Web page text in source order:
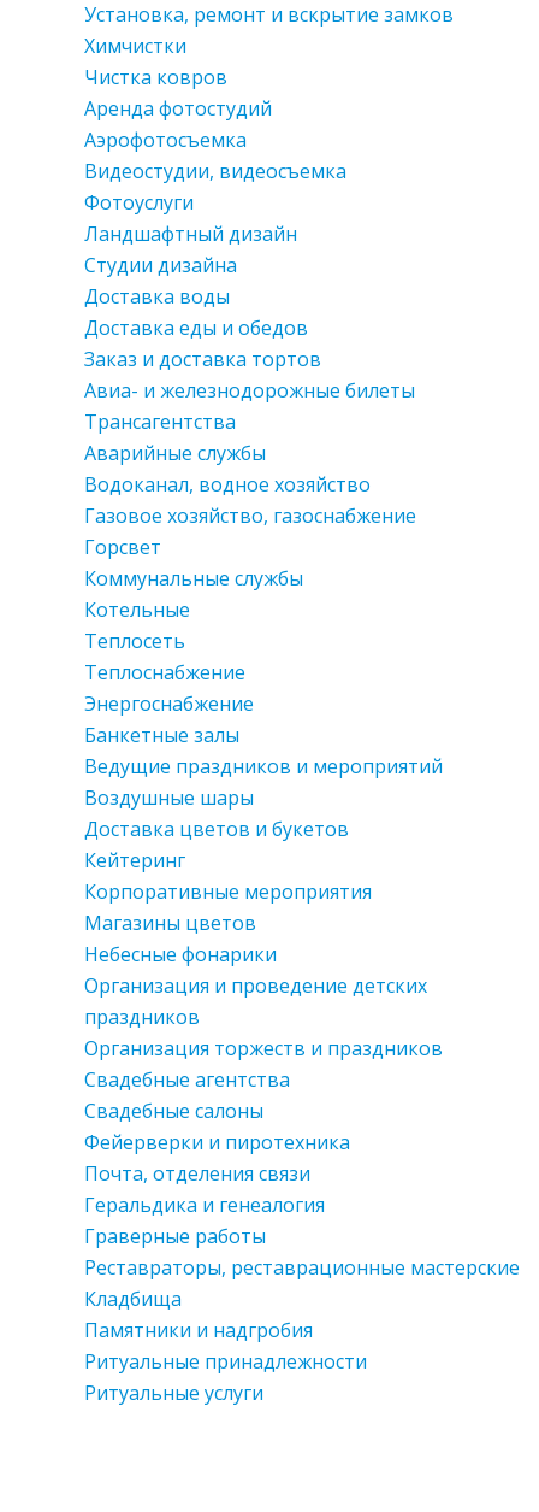
Установка, ремонт и вскрытие замков
Химчистки
Чистка ковров
Аренда фотостудий
Аэрофотосъемка
Видеостудии, видеосъемка
Фотоуслуги
Ландшафтный дизайн
Студии дизайна
Доставка воды
Доставка еды и обедов
Заказ и доставка тортов
Авиа- и железнодорожные билеты
Трансагентства
Аварийные службы
Водоканал, водное хозяйство
Газовое хозяйство, газоснабжение
Горсвет
Коммунальные службы
Котельные
Теплосеть
Теплоснабжение
Энергоснабжение
Банкетные залы
Ведущие праздников и мероприятий
Воздушные шары
Доставка цветов и букетов
Кейтеринг
Корпоративные мероприятия
Магазины цветов
Небесные фонарики
Организация и проведение детских
праздников
Организация торжеств и праздников
Свадебные агентства
Свадебные салоны
Фейерверки и пиротехника
Почта, отделения связи
Геральдика и генеалогия
Граверные работы
Реставраторы, реставрационные мастерские
Кладбища
Памятники и надгробия
Ритуальные принадлежности
Ритуальные услуги